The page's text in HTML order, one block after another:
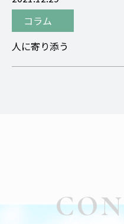
コラム
人に寄り添う